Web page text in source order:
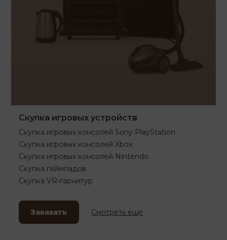
Скупка игровых устройств
Скупка игровых консолей Sony PlayStation
Скупка игровых консолей Xbox
Скупка игровых консолей Nintendo
Скупка геймпадов
Скупка VR-гарнитур
Заказать Смотреть еще